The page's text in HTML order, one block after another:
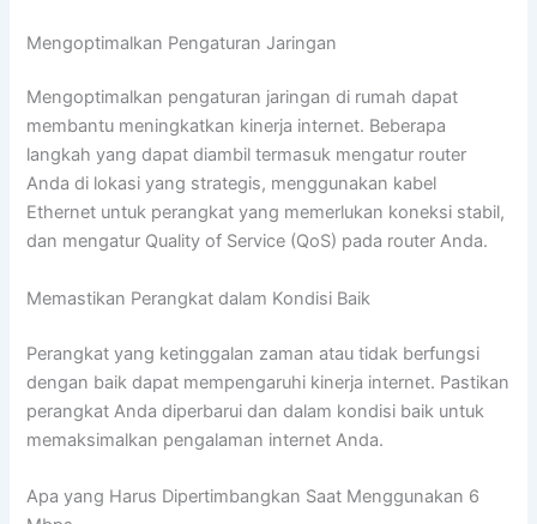
Mengoptimalkan Pengaturan Jaringan
Mengoptimalkan pengaturan jaringan di rumah dapat
membantu meningkatkan kinerja internet. Beberapa
langkah yang dapat diambil termasuk mengatur router
Anda di lokasi yang strategis, menggunakan kabel
Ethernet untuk perangkat yang memerlukan koneksi stabil,
dan mengatur Quality of Service (QoS) pada router Anda.
Memastikan Perangkat dalam Kondisi Baik
Perangkat yang ketinggalan zaman atau tidak berfungsi
dengan baik dapat mempengaruhi kinerja internet. Pastikan
perangkat Anda diperbarui dan dalam kondisi baik untuk
memaksimalkan pengalaman internet Anda.
Apa yang Harus Dipertimbangkan Saat Menggunakan 6